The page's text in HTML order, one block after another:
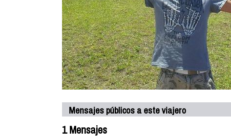
Mensajes públicos a este viajero
1 Mensajes